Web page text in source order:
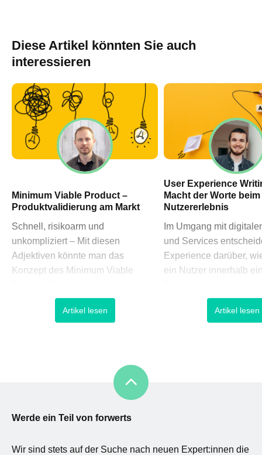
Diese Artikel könnten Sie auch
interessieren
Minimum Viable Product –
Produktvalidierung am Markt
Schnell, risikoarm und
unkompliziert – Mit diesen
Adjektiven könnte man das
Konzept des Minimum Viable
funktionsfähiges Produkt) wohl am
besten beschreiben. Etabliert im
ausgestattetes Produkt so schnell
wie möglich und mit geringstem
Aufwand an den Markt zu bringen,
um die [
Artikel lesen
User Experience
Macht der Worte
Nutzererlebnis
Im Umgang mit
und Services
Experience darüber,
ein Nutzer innerhalb
Interaktionen von
geleitet werden kann.
Artikel lesen
HN – Gymnasiumstraße 35
74072 Heilbronn
Datenschutzerklärung
Impressum
Werde ein Teil von forwerts
Wir sind stets auf der Suche nach neuen Expert:innen die